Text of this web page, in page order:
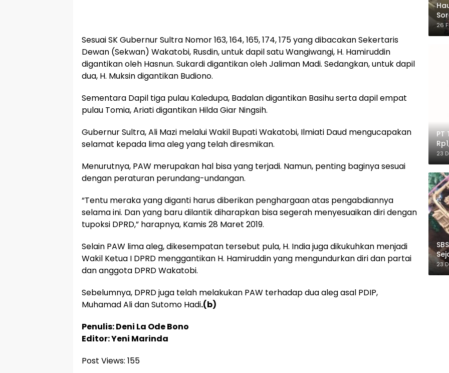
Sesuai SK Gubernur Sultra Nomor 163, 164, 165, 174, 175 yang dibacakan Sekertaris
Dewan (Sekwan) Wakatobi, Rusdin, untuk dapil satu Wangiwangi, H. Hamiruddin
digantikan oleh Hasnun. Sukardi digantikan oleh Jaliman Madi. Sedangkan, untuk dapil
dua, H. Muksin digantikan Budiono.
Sementara Dapil tiga pulau Kaledupa, Badalan digantikan Basihu serta dapil empat
pulau Tomia, Ariati digantikan Hilda Giar Ningsih.
Gubernur Sultra, Ali Mazi melalui Wakil Bupati Wakatobi, Ilmiati Daud mengucapakan
selamat kepada lima aleg yang telah diresmikan.
Menurutnya, PAW merupakan hal bisa yang terjadi. Namun, penting baginya sesuai
dengan peraturan perundang-undangan.
“Tentu meraka yang diganti harus diberikan penghargaan atas pengabdiannya
selama ini. Dan yang baru dilantik diharapkan bisa segerah menyesuaikan diri dengan
tupoksi DPRD,” harapnya, Kamis 28 Maret 2019.
Selain PAW lima aleg, dikesempatan tersebut pula, H. India juga dikukuhkan menjadi
Wakil Ketua I DPRD menggantikan H. Hamiruddin yang mengundurkan diri dan partai
dan anggota DPRD Wakatobi.
Sebelumnya, DPRD juga telah melakukan PAW terhadap dua aleg asal PDIP,
Muhamad Ali dan Sutomo Hadi.(b)
Penulis: Deni La Ode Bono
Editor: Yeni Marinda
Post Views: 155
26
PT
23
23